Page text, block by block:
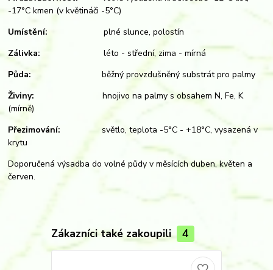
-17°C kmen (v květináči -5°C)
Umístění:plné slunce, polostín
Zálivka:léto - střední, zima - mírná
Půda:běžný provzdušněný substrát pro palmy
Živiny:hnojivo na palmy s obsahem N, Fe, K
(mírně)
Přezimování: světlo, teplota -5°C - +18°C, vysazená v
krytu
Doporučená výsadba do volné půdy v měsících duben, květen a
červen.
Zákazníci také zakoupili 4